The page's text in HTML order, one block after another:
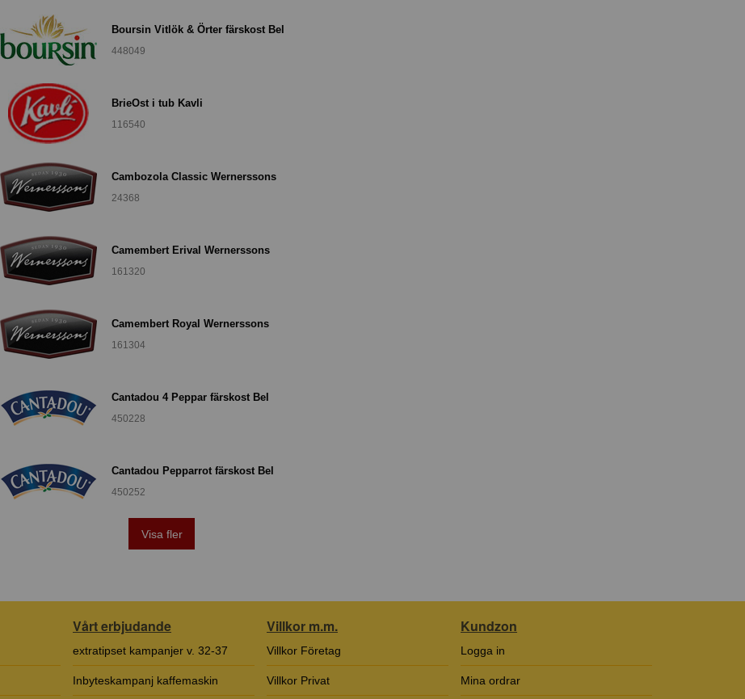
Boursin Vitlök & Örter färskost Bel
448049
BrieOst i tub Kavli
116540
Cambozola Classic Wernerssons
24368
Camembert Erival Wernerssons
161320
Camembert Royal Wernerssons
161304
Cantadou 4 Peppar färskost Bel
450228
Cantadou Pepparrot färskost Bel
450252
Visa fler
Vårt erbjudande
extratipset kampanjer v. 32-37
Inbyteskampanj kaffemaskin
Villkor m.m.
Villkor Företag
Villkor Privat
Kundzon
Logga in
Mina ordrar